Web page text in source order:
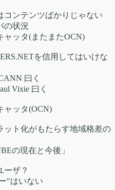
コンテンツばかりじゃない
の状況
ャッタ(またまたOCN)
を信用してはいけな
曰く
Vixie 曰く
ャッタ(OCN)
ット化がもたらす地域格差の
の現在と今後」
ーザ？
"はいない